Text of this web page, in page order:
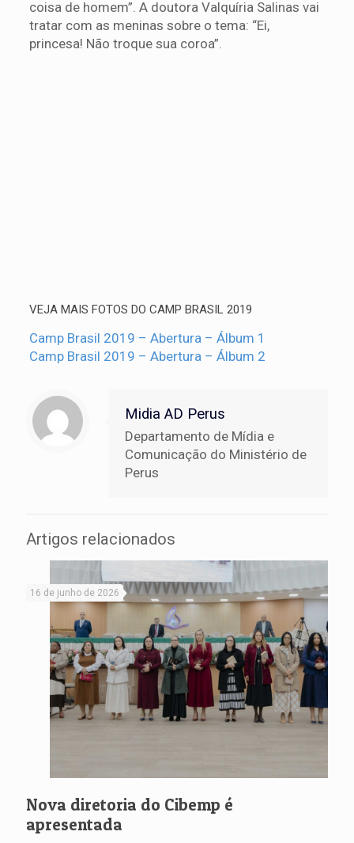
coisa de homem”. A doutora Valquíria Salinas vai
tratar com as meninas sobre o tema: “Ei,
princesa! Não troque sua coroa”.
VEJA MAIS FOTOS DO CAMP BRASIL 2019
Camp Brasil 2019 – Abertura – Álbum 1
Camp Brasil 2019 – Abertura – Álbum 2
Midia AD Perus
Departamento de Mídia e
Comunicação do Ministério de
Perus
Artigos relacionados
16 de junho de 2026
Nova diretoria do Cibemp é
apresentada